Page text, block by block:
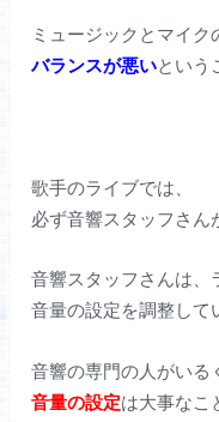
ミュージックとマイ
バランスが悪いという
歌手のライブでは、
必ず音響スタッフさん
音響スタッフさんは、
音量の設定を調整して
音響の専門の人がいる
音量の設定は大事なこ